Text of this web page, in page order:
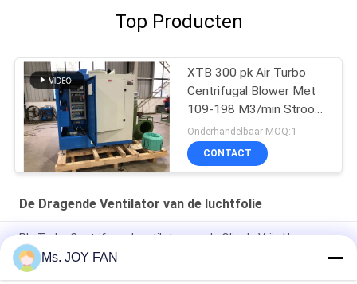
Top Producten
XTB 300 pk Air Turbo
Centrifugal Blower Met
109-198 M3/min Stroom
en 1480 kg
Onderhandelbaar MOQ:1
CONTACT
De Dragende Ventilator van de luchtfolie
Plc Turbo Centrifugaalventilator van de Olie de Vrije Hoge
snelheid 60KPA
Ms. JOY FAN